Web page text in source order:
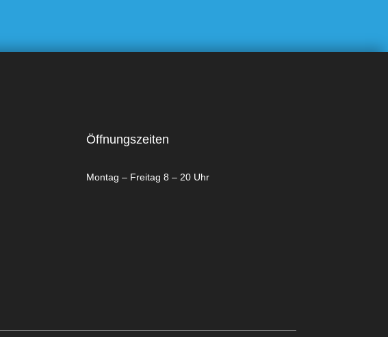
Öffnungszeiten
Montag – Freitag 8 – 20 Uhr